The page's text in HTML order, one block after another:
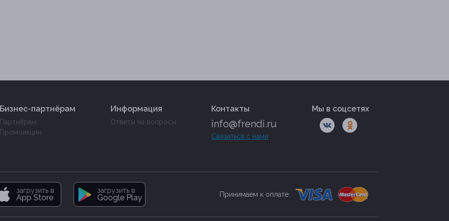
Бизнес-партнёрам
Партнёрам
Промоакции
Информация
Ответы на вопросы
Контакты
info@frendi.ru
Связаться с нами
Мы в соцсетях
загрузить в
App Store
загрузить в
Google Play Принимаем к оплате: